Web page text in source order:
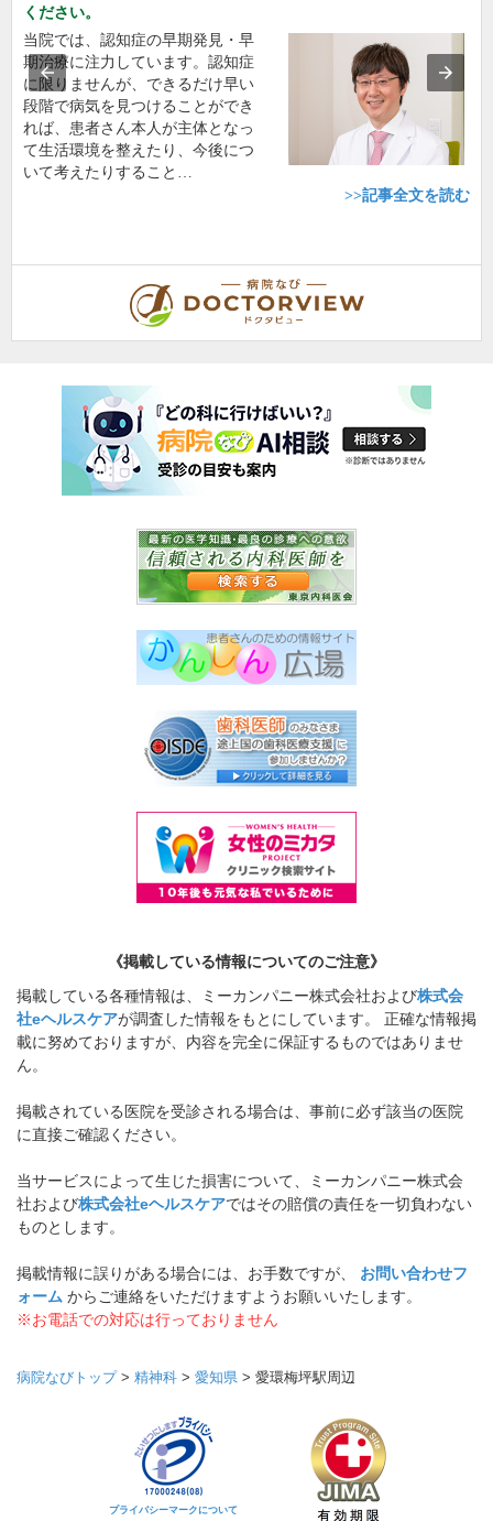
ください。
当院では、認知症の早期発見・早
期治療に注力しています。認知症
に限りませんが、できるだけ早い
段階で病気を見つけることができ
れば、患者さん本人が主体となっ
て生活環境を整えたり、今後につ
いて考えたりすること…
>>記事全文を読む
《掲載している情報についてのご注意》
掲載している各種情報は、ミーカンパニー株式会社および株式会
社eヘルスケアが調査した情報をもとにしています。 正確な情報掲
載に努めておりますが、内容を完全に保証するものではありませ
ん。
掲載されている医院を受診される場合は、事前に必ず該当の医院
に直接ご確認ください。
当サービスによって生じた損害について、ミーカンパニー株式会
社および株式会社eヘルスケアではその賠償の責任を一切負わない
ものとします。
掲載情報に誤りがある場合には、お手数ですが、 お問い合わせフ
ォーム からご連絡をいただけますようお願いいたします。
※お電話での対応は行っておりません
病院なびトップ> 精神科 > 愛知県 > 愛環梅坪駅周辺
プライバシーマークについて